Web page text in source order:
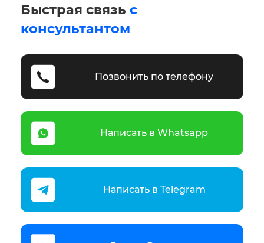
Быстрая связь с
консультантом
Позвонить по телефону
Написать в Whatsapp
Написать в Telegram